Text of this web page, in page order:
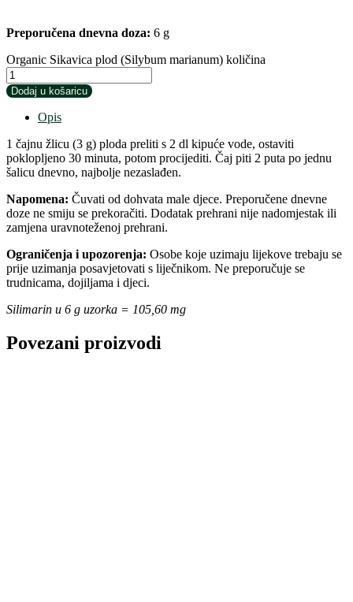
Preporučena dnevna doza: 6 g
Organic Sikavica plod (Silybum marianum) količina
Dodaj u košaricu
Opis
1 čajnu žlicu (3 g) ploda preliti s 2 dl kipuće vode, ostaviti
poklopljeno 30 minuta, potom procijediti. Čaj piti 2 puta po jednu
šalicu dnevno, najbolje nezaslađen.
Napomena: Čuvati od dohvata male djece. Preporučene dnevne
doze ne smiju se preko­račiti. Dodatak prehrani nije nadomjestak ili
zamjena uravnoteženoj prehrani.
Ograničenja i upozorenja: Osobe koje uzimaju lijekove trebaju se
prije uzimanja posavjetovati s liječnikom. Ne preporučuje se
trudnicama, dojiljama i djeci.
Silimarin u 6 g uzorka = 105,60 mg
Povezani proizvodi